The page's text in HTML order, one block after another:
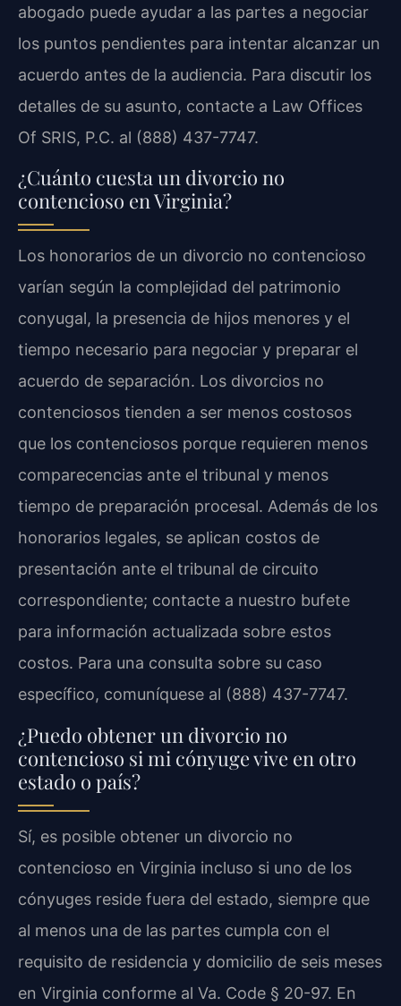
abogado puede ayudar a las partes a negociar
los puntos pendientes para intentar alcanzar un
acuerdo antes de la audiencia. Para discutir los
detalles de su asunto, contacte a Law Offices
Of SRIS, P.C. al (888) 437-7747.
¿Cuánto cuesta un divorcio no
contencioso en Virginia?
Los honorarios de un divorcio no contencioso
varían según la complejidad del patrimonio
conyugal, la presencia de hijos menores y el
tiempo necesario para negociar y preparar el
acuerdo de separación. Los divorcios no
contenciosos tienden a ser menos costosos
que los contenciosos porque requieren menos
comparecencias ante el tribunal y menos
tiempo de preparación procesal. Además de los
honorarios legales, se aplican costos de
presentación ante el tribunal de circuito
correspondiente; contacte a nuestro bufete
para información actualizada sobre estos
costos. Para una consulta sobre su caso
específico, comuníquese al (888) 437-7747.
¿Puedo obtener un divorcio no
contencioso si mi cónyuge vive en otro
estado o país?
Sí, es posible obtener un divorcio no
contencioso en Virginia incluso si uno de los
cónyuges reside fuera del estado, siempre que
al menos una de las partes cumpla con el
requisito de residencia y domicilio de seis meses
en Virginia conforme al Va. Code § 20-97. En